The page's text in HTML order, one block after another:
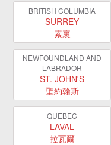
BRITISH COLUMBIA
SURREY
素裏
NEWFOUNDLAND AND
LABRADOR
ST. JOHN'S
聖約翰斯
QUEBEC
LAVAL
拉瓦爾